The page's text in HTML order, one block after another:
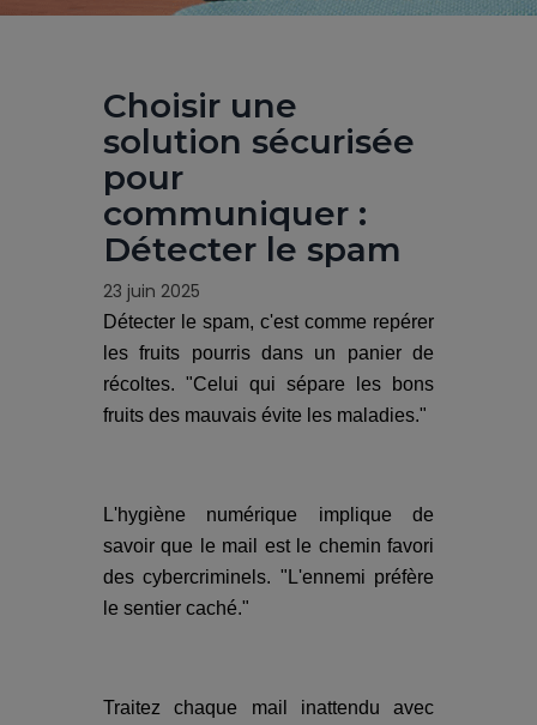
Choisir une
solution sécurisée
pour
communiquer :
Détecter le spam
23 juin 2025
Détecter le spam, c'est comme repérer
les fruits pourris dans un panier de
récoltes. "Celui qui sépare les bons
fruits des mauvais évite les maladies."
L'hygiène numérique implique de
savoir que le mail est le chemin favori
des cybercriminels. "L'ennemi préfère
le sentier caché."
Traitez chaque mail inattendu avec